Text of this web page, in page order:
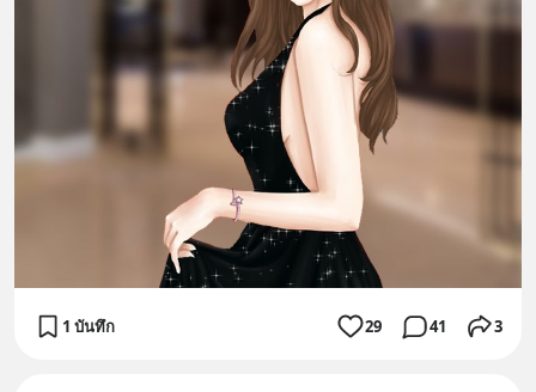
1 บันทึก 29 41 3